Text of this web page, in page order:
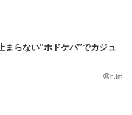
まらない“ホドケバ”でカジュ
n.tm